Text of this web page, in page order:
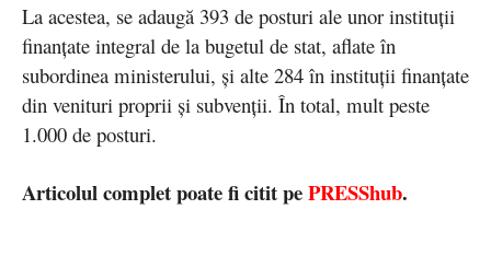
La acestea, se adaugă 393 de posturi ale unor instituții
finanțate integral de la bugetul de stat, aflate în
subordinea ministerului, și alte 284 în instituții finanțate
din venituri proprii și subvenții. În total, mult peste
1.000 de posturi.
Articolul complet poate fi citit pePRESShub.